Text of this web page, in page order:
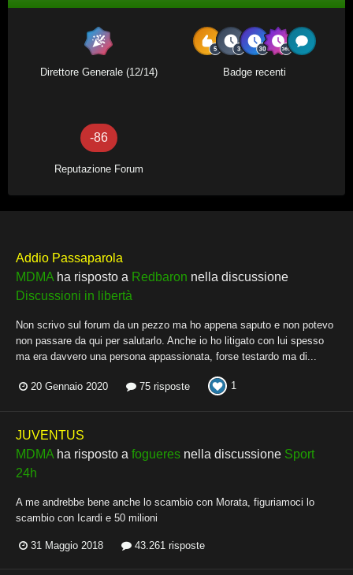
Direttore Generale (12/14) Badge recenti
-86
Reputazione Forum
Addio Passaparola
MDMA ha risposto a Redbaron nella discussione
Discussioni in libertà
Non scrivo sul forum da un pezzo ma ho appena saputo e non potevo
non passare da qui per salutarlo. Anche io ho litigato con lui spesso
ma era davvero una persona appassionata, forse testardo ma di...
20 Gennaio 2020 75 risposte 1
JUVENTUS
MDMA ha risposto a fogueres nella discussione Sport
24h
A me andrebbe bene anche lo scambio con Morata, figuriamoci lo
scambio con Icardi e 50 milioni
31 Maggio 2018 43.261 risposte